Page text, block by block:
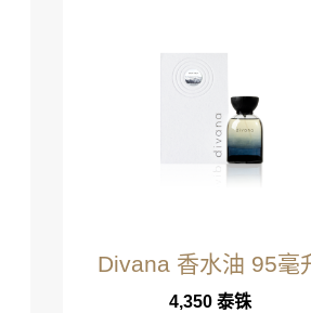
Divana 香水油 95毫
4,350泰铢